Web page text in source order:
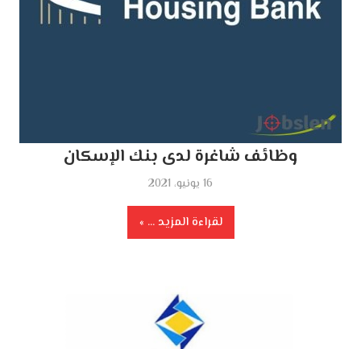
وظائف شاغرة لدى بنك الإسكان
16 يونيو، 2021
لقراءة المزيد ...